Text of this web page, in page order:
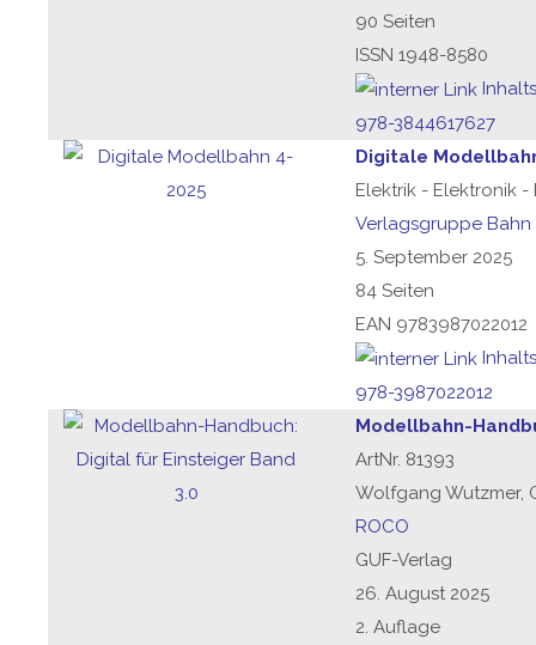
90 Seiten
ISSN 1948-8580
978-3844617627
Digitale
Elektrik - Elektronik
Verlagsgruppe Bahn
5. September 2025
84 Seiten
EAN 9783987022012
978-3987022012
Modellbahn-
ArtNr. 81393
Wolfgang Wutzmer,
ROCO
GUF-Verlag
26. August 2025
2. Auflage